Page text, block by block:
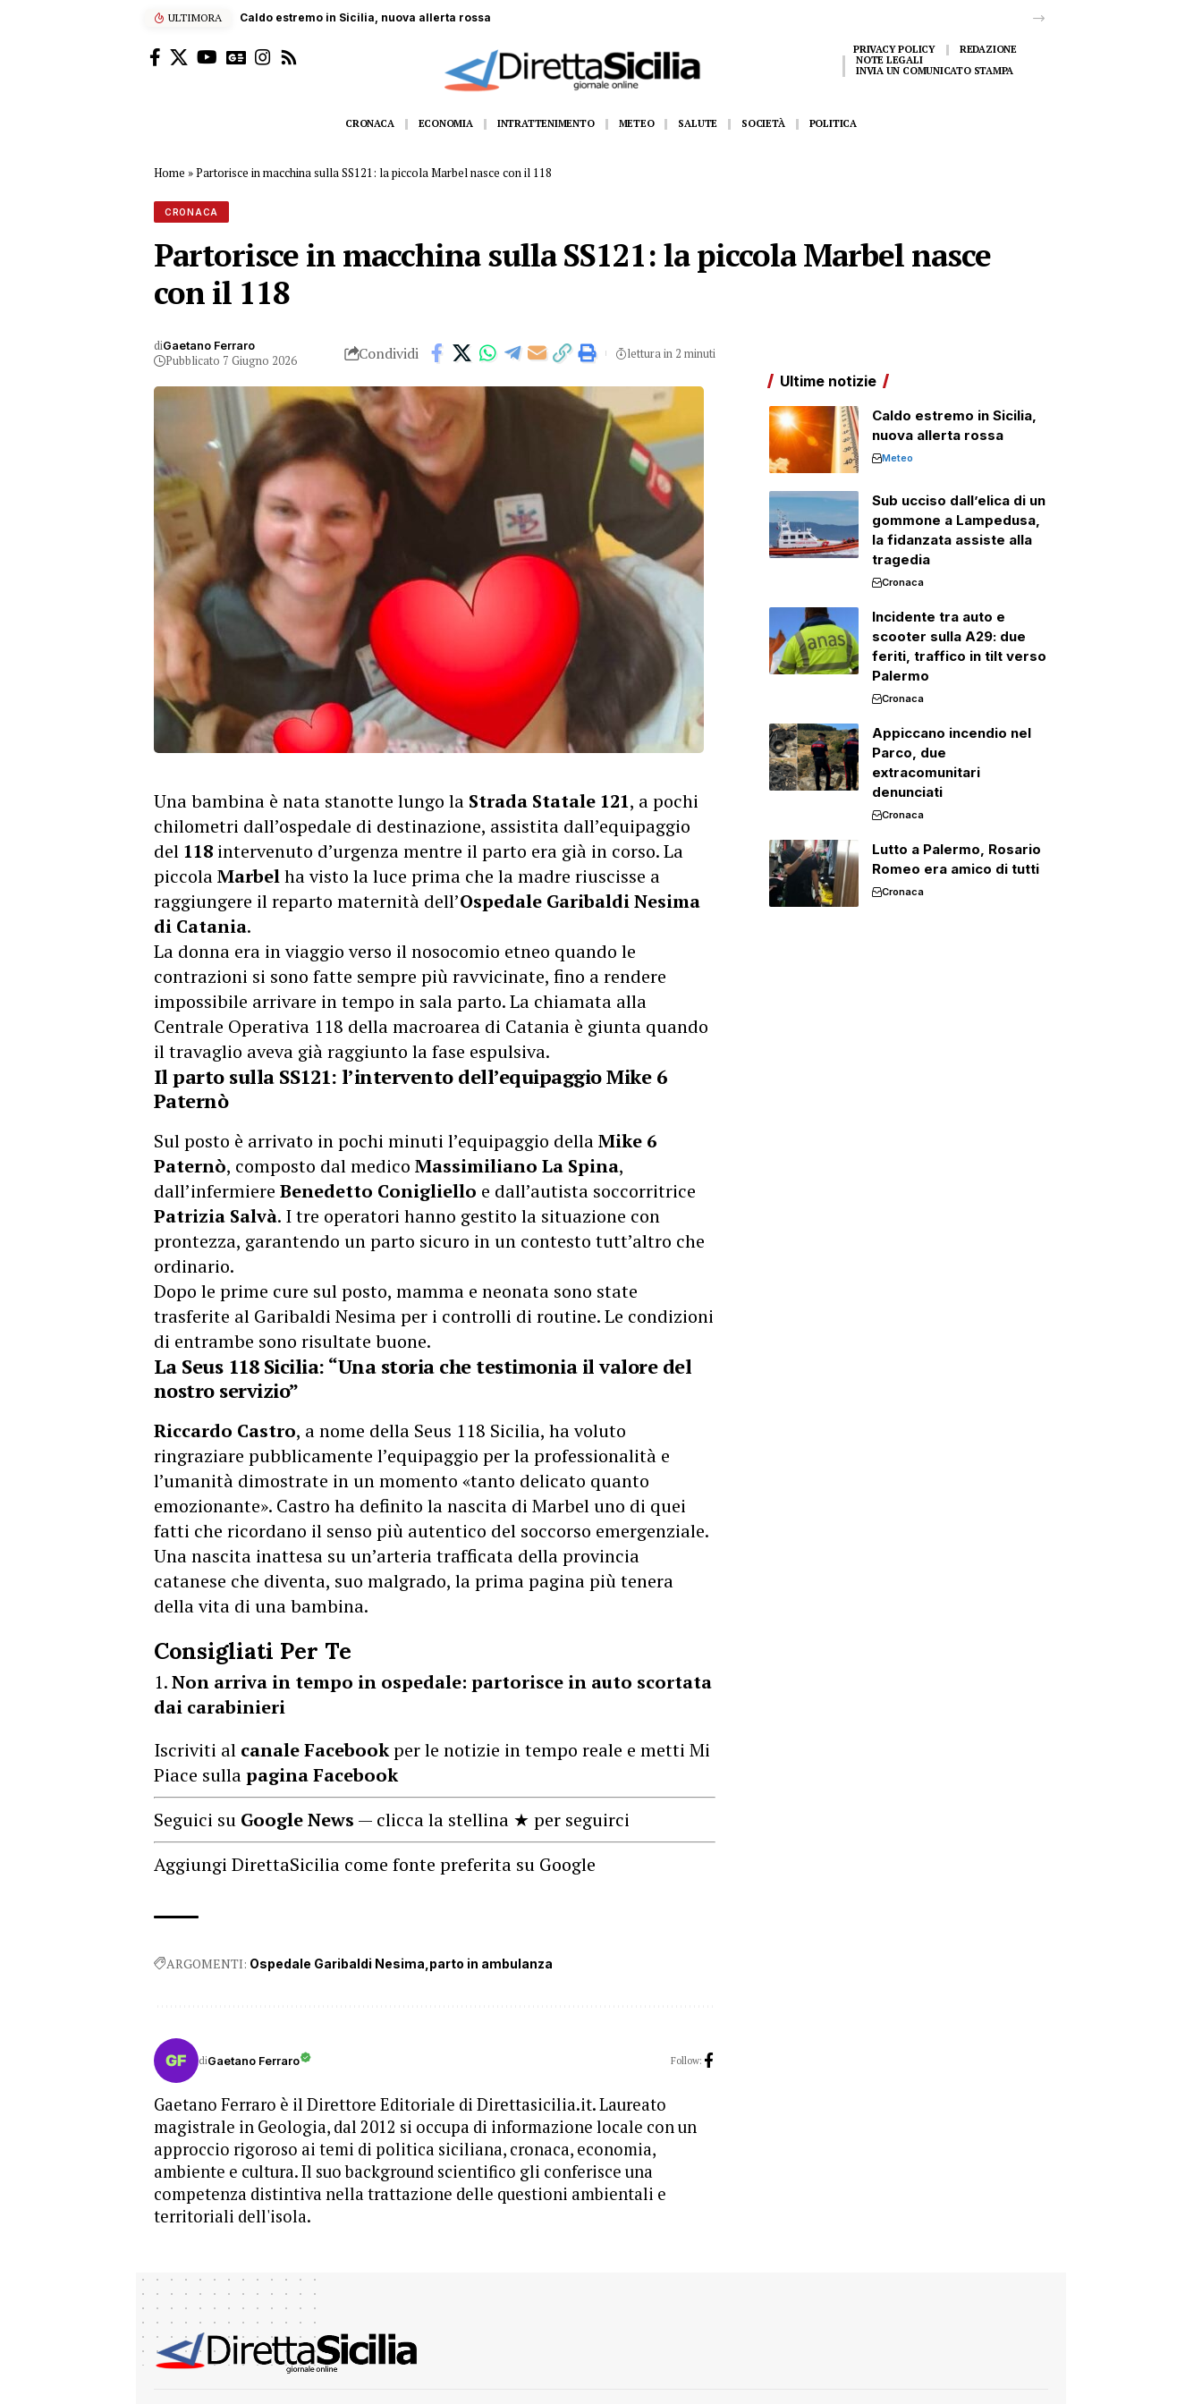
ULTIMORA Sub ucciso dall’elica di un gommone a Lampedusa, la fidanzata assiste alla tragedia
PRIVACY POLICY
REDAZIONE
NOTE LEGALI
INVIA UN COMUNICATO STAMPA
CRONACA ECONOMIA INTRATTENIMENTO METEO SALUTE SOCIETÀ POLITICA
Home »Partorisce in macchina sulla SS121: la piccola Marbel nasce con il 118
CRONACA
Partorisce in macchina sulla SS121: la piccola Marbel nasce
con il 118
diGaetano Ferraro
Pubblicato 7 Giugno 2026 Condividi lettura in 2 minuti
Una bambina è nata stanotte lungo la Strada Statale 121, a pochi
chilometri dall’ospedale di destinazione, assistita dall’equipaggio
del 118 intervenuto d’urgenza mentre il parto era già in corso. La
piccolaMarbelha visto la luce prima che la madre riuscisse a
raggiungere il reparto maternità dell’Ospedale Garibaldi Nesima
di Catania.
La donna era in viaggio verso il nosocomio etneo quando le
contrazioni si sono fatte sempre più ravvicinate, fino a rendere
impossibile arrivare in tempo in sala parto. La chiamata alla
Centrale Operativa 118 della macroarea di Catania è giunta quando
il travaglio aveva già raggiunto la fase espulsiva.
Il parto sulla SS121: l’intervento dell’equipaggio Mike 6
Paternò
Sul posto è arrivato in pochi minuti l’equipaggio dellaMike 6
Paternò, composto dal medico Massimiliano La Spina,
dall’infermiere Benedetto Conigliello e dall’autista soccorritrice
Patrizia Salvà. I tre operatori hanno gestito la situazione con
prontezza, garantendo un parto sicuro in un contesto tutt’altro che
ordinario.
Dopo le prime cure sul posto, mamma e neonata sono state
trasferite al Garibaldi Nesima per i controlli di routine. Le condizioni
di entrambe sono risultate buone.
La Seus 118 Sicilia: “Una storia che testimonia il valore del
nostro servizio”
Riccardo Castro, a nome della Seus 118 Sicilia, ha voluto
ringraziare pubblicamente l’equipaggio per la professionalità e
l’umanità dimostrate in un momento «tanto delicato quanto
emozionante». Castro ha definito la nascita di Marbel uno di quei
fatti che ricordano il senso più autentico del soccorso emergenziale.
Una nascita inattesa su un’arteria trafficata della provincia
catanese che diventa, suo malgrado, la prima pagina più tenera
della vita di una bambina.
Consigliati Per Te
Non arriva in tempo in ospedale: partorisce in auto scortata
dai carabinieri
Iscriviti al canale Facebookper le notizie in tempo reale e metti Mi
Piace sullapagina Facebook
Seguici su Google News — clicca la stellina ★ per seguirci
Aggiungi DirettaSicilia come fonte preferita su Google
ARGOMENTI: Ospedale Garibaldi Nesima parto in ambulanza
diGaetano Ferraro Follow:
Gaetano Ferraro è il Direttore Editoriale di Direttasicilia.it. Laureato
magistrale in Geologia, dal 2012 si occupa di informazione locale con un
approccio rigoroso ai temi di politica siciliana, cronaca, economia,
ambiente e cultura. Il suo background scientifico gli conferisce una
competenza distintiva nella trattazione delle questioni ambientali e
territoriali dell'isola.
Ultime notizie
Caldo estremo in Sicilia,
nuova allerta rossa
Meteo
Sub ucciso dall’elica di un
gommone a Lampedusa,
la fidanzata assiste alla
tragedia
Cronaca
Incidente tra auto e
scooter sulla A29: due
feriti, traffico in tilt verso
Palermo
Cronaca
Appiccano incendio nel
Parco, due
extracomunitari
denunciati
Cronaca
Lutto a Palermo, Rosario
Romeo era amico di tutti
Cronaca